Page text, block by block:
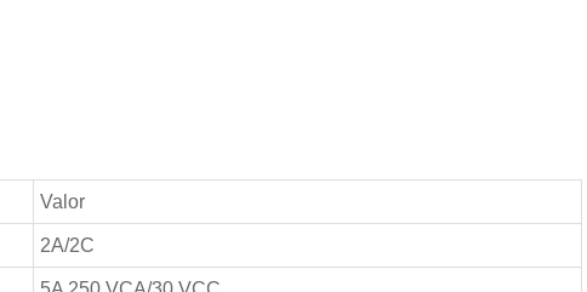
Valor
2A/2C